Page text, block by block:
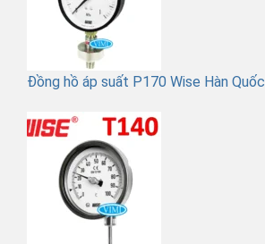
Đồng hồ áp suất P170 Wise Hàn Quốc